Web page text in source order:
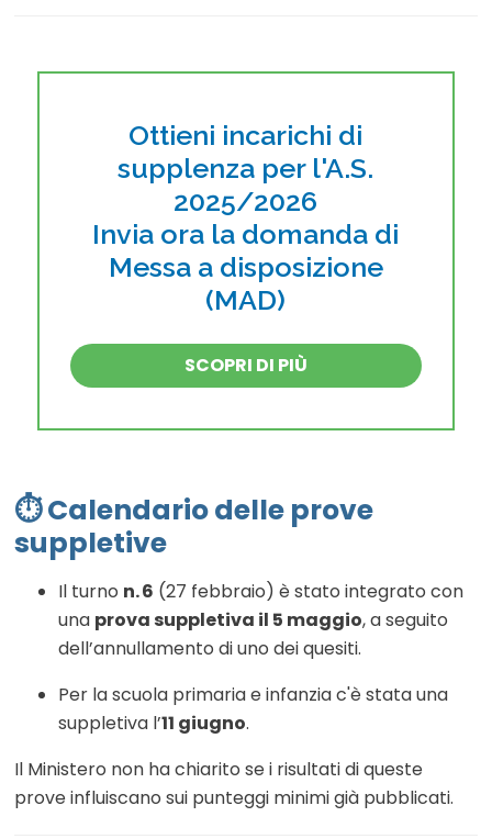
Ottieni incarichi di
supplenza per l'A.S.
2025/2026
Invia ora la domanda di
Messa a disposizione
(MAD)
SCOPRI DI PIÙ
⏱ Calendario delle prove
suppletive
Il turno n. 6 (27 febbraio) è stato integrato con
una prova suppletiva il 5 maggio, a seguito
dell’annullamento di uno dei quesiti.
Per la scuola primaria e infanzia c'è stata una
suppletiva l’11 giugno.
Il Ministero non ha chiarito se i risultati di queste
prove influiscano sui punteggi minimi già pubblicati.